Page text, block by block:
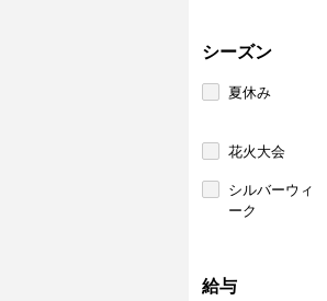
シーズン
夏休み
花火大会
シルバーウィ
ーク
給与